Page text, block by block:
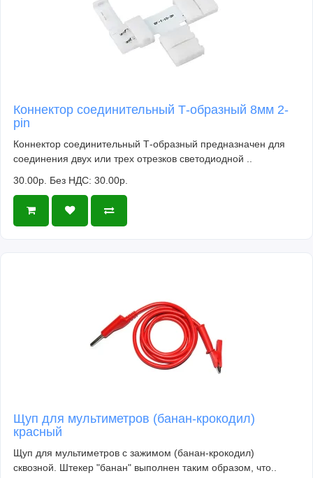
Коннектор соединительный Т-образный 8мм 2-
pin
Коннектор соединительный Т-образный предназначен для
соединения двух или трех отрезков светодиодной ..
30.00р. Без НДС: 30.00р.
Щуп для мультиметров (банан-крокодил)
красный
Щуп для мультиметров с зажимом (банан-крокодил)
сквозной. Штекер "банан" выполнен таким образом, что..